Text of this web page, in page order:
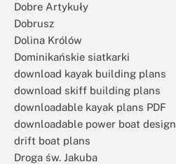
Dobre Artykuły
Dobrusz
Dolina Królów
Dominikańskie siatkarki
download kayak building plans
download skiff building plans
downloadable kayak plans PDF
downloadable power boat design
drift boat plans
Droga św. Jakuba